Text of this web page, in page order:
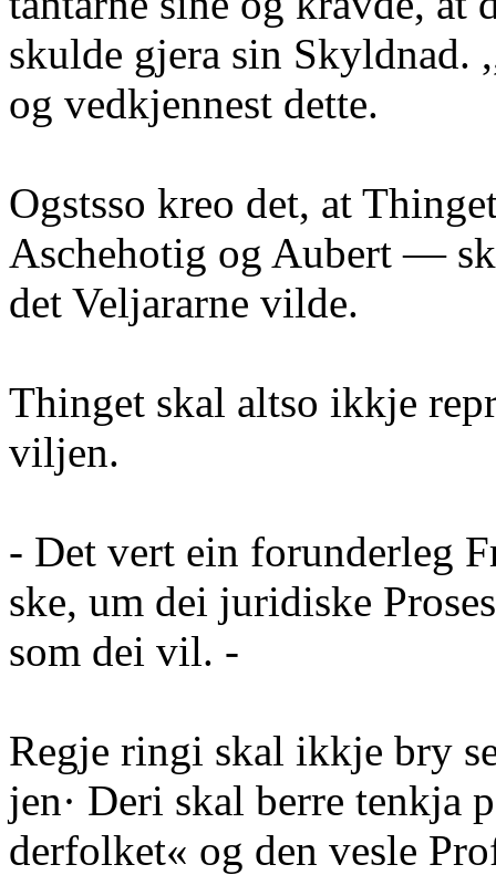
skulde gjera sin Skyldnad.
og vedkjennest dette.
Ogstsso kreo det, at
Aschehotig og Aubert —
det Veljararne vilde.
Thinget skal altso ikkje
viljen.
- Det vert ein forunderleg
ske, um dei juridiske
som dei vil. -
Regje ringi skal ikkje bry
jen· Deri skal berre tenkja
derfolket« og den vesle